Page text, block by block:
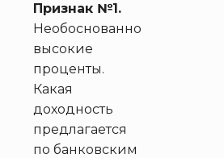
Признак №1.
Необоснованно
высокие
проценты.
Какая
доходность
предлагается
по банковским